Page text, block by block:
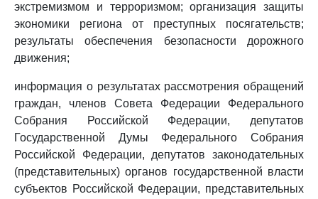
экстремизмом и терроризмом; организация защиты
экономики региона от преступных посягательств;
результаты обеспечения безопасности дорожного
движения;
информация о результатах рассмотрения обращений
граждан, членов Совета Федерации Федерального
Собрания Российской Федерации, депутатов
Государственной Думы Федерального Собрания
Российской Федерации, депутатов законодательных
(представительных) органов государственной власти
субъектов Российской Федерации, представительных